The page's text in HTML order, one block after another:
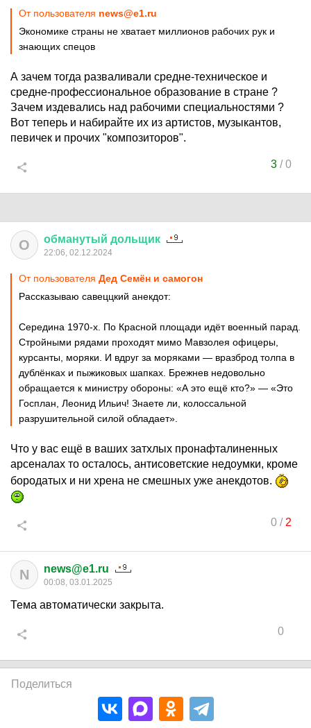
От пользователя news@e1.ru
Экономике страны не хватает миллионов рабочих рук и
знающих спецов
А зачем тогда разваливали средне-техническое и
средне-профессиональное образование в стране ?
Зачем издевались над рабочими специальностями ?
Вот теперь и набирайте их из артистов, музыкантов,
певичек и прочих "композиторов".
3/0
О обманутый дольщик
22:06, 02.12.2024
От пользователя Дед Семён и самогон
Рассказываю савеццкий анекдот:
Середина 1970-х. По Красной площади идёт военный парад.
Стройными рядами проходят мимо Мавзолея офицеры,
курсанты, моряки. И вдруг за моряками — вразброд толпа в
дублёнках и пыжиковых шапках. Брежнев недовольно
обращается к министру обороны: «А это ещё кто?» — «Это
Госплан, Леонид Ильич! Знаете ли, колоссальной
разрушительной силой обладает».
Что у вас ещё в ваших затхлых пронафталиненных
арсеналах то осталось, антисоветские недоумки, кроме
бородатых и ни хрена не смешных уже анекдотов.
0/ 2
N news@e1.ru
00:08, 03.01.2025
Тема автоматически закрыта.
0
Поделиться